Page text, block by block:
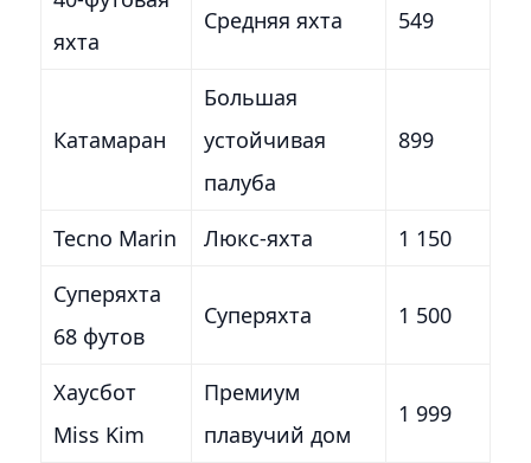
яхта
Средняя яхта 549
Катамаран
Большая
устойчивая
палуба
899
Tecno Marin Люкс-яхта
1 150
Суперяхта
68 футов
Суперяхта 1 500
Хаусбот
Miss Kim
Премиум
плавучий дом
1 999